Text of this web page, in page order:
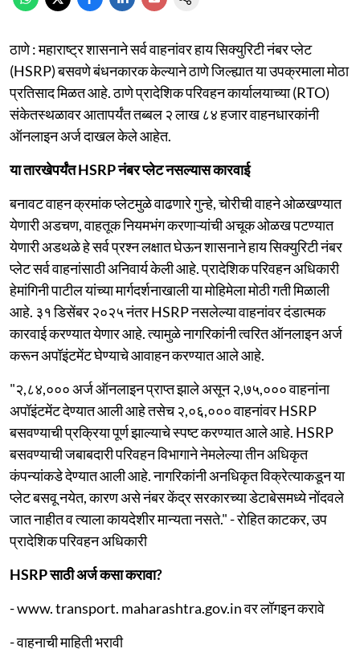
ठाणे : महाराष्ट्र शासनाने सर्व वाहनांवर हाय सिक्युरिटी नंबर प्लेट
(HSRP) बसवणे बंधनकारक केल्याने ठाणे जिल्ह्यात या उपक्रमाला मोठा
प्रतिसाद मिळत आहे. ठाणे प्रादेशिक परिवहन कार्यालयाच्या (RTO)
संकेतस्थळावर आतापर्यंत तब्बल २ लाख ८४ हजार वाहनधारकांनी
ऑनलाइन अर्ज दाखल केले आहेत.
या तारखेपर्यंत HSRP नंबर प्लेट नसल्यास कारवाई
बनावट वाहन क्रमांक प्लेटमुळे वाढणारे गुन्हे, चोरीची वाहने ओळखण्यात
येणारी अडचण, वाहतूक नियमभंग करणाऱ्यांची अचूक ओळख पटण्यात
येणारी अडथळे हे सर्व प्रश्न लक्षात घेऊन शासनाने हाय सिक्युरिटी नंबर
प्लेट सर्व वाहनांसाठी अनिवार्य केली आहे. प्रादेशिक परिवहन अधिकारी
हेमांगिनी पाटील यांच्या मार्गदर्शनाखाली या मोहिमेला मोठी गती मिळाली
आहे. ३१ डिसेंबर २०२५ नंतर HSRP नसलेल्या वाहनांवर दंडात्मक
कारवाई करण्यात येणार आहे. त्यामुळे नागरिकांनी त्वरित ऑनलाइन अर्ज
करून अपॉइंटमेंट घेण्याचे आवाहन करण्यात आले आहे.
"२,८४,००० अर्ज ऑनलाइन प्राप्त झाले असून २,७५,००० वाहनांना
अपॉइंटमेंट देण्यात आली आहे तसेच २,०६,००० वाहनांवर HSRP
बसवण्याची प्रक्रिया पूर्ण झाल्याचे स्पष्ट करण्यात आले आहे. HSRP
बसवण्याची जबाबदारी परिवहन विभागाने नेमलेल्या तीन अधिकृत
कंपन्यांकडे देण्यात आली आहे. नागरिकांनी अनधिकृत विक्रेत्याकडून या
प्लेट बसवू नयेत, कारण असे नंबर केंद्र सरकारच्या डेटाबेसमध्ये नोंदवले
जात नाहीत व त्याला कायदेशीर मान्यता नसते." - रोहित काटकर, उप
प्रादेशिक परिवहन अधिकारी
HSRP साठी अर्ज कसा करावा?
- www. transport. maharashtra.gov.in वर लॉगइन करावे
- वाहनाची माहिती भरावी